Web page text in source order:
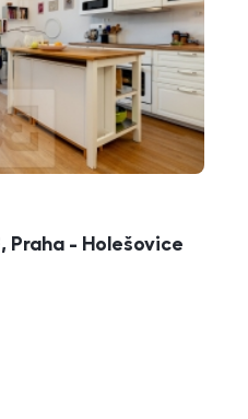
Praha - Holešovice